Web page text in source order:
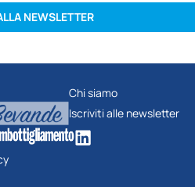
NEWSLETTER
Chi siamo
Iscriviti alle newsletter